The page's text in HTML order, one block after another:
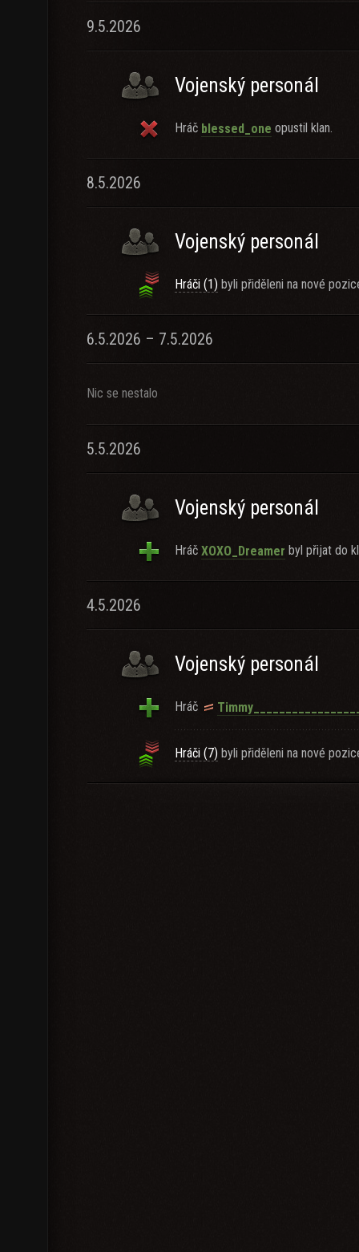
9.5.2026
Vojenský personál
Hráč blessed_one opustil klan.
8.5.2026
Vojenský personál
Hráči (1) byli přiděleni na nové
6.5.2026 – 7.5.2026
Nic se nestalo
5.5.2026
Vojenský personál
Hráč XOXO_Dreamer byl přijat do
4.5.2026
Vojenský personál
Hráč
Hráči (7) byli přiděleni na nové